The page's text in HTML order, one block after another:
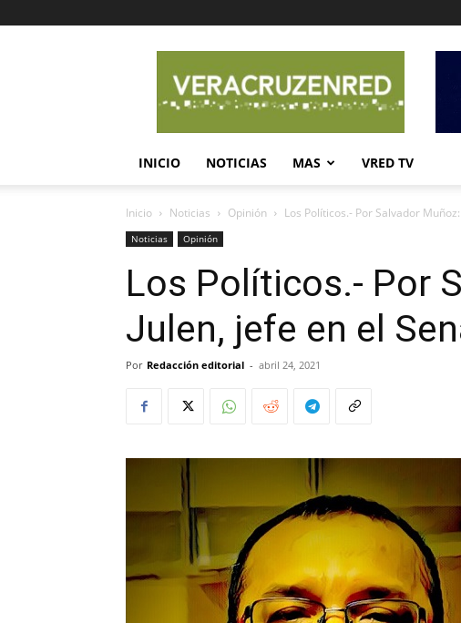
en
Red
INICIO NOTICIAS MAS VRED TV
Inicio Noticias Opinión Los Políticos.- Por Salvador
Noticias Opinión
Los Políticos.- Por
Julen, jefe en el
Por Redacción editorial - abril 24, 2021